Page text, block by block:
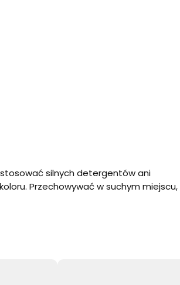
silnych detergentów ani
Przechowywać w suchym miejscu,